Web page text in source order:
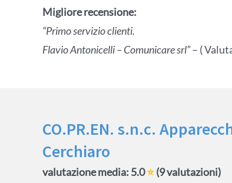
Migliore recensione:
“Primo servizio clienti.
Flavio Antonicelli – Comunicare srl”– (
CO.PR.EN. s.n.c.
Cerchiaro
valutazione media: 5.0⭐(9 valutazioni)